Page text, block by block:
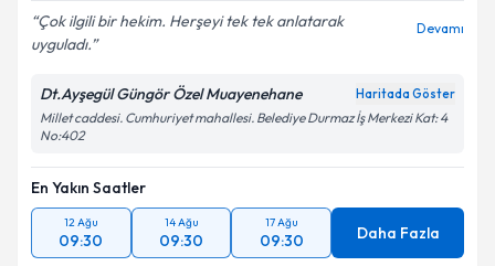
Çok ilgili bir hekim. Herşeyi tek tek anlatarak
uyguladı.
Devamı
Dt.Ayşegül Güngör Özel Muayenehane Haritada Göster
Millet caddesi. Cumhuriyet mahallesi. Belediye Durmaz İş Merkezi Kat: 4
No:402
En Yakın Saatler
12 Ağu
09:30
14 Ağu
09:30
17 Ağu
09:30 Daha Fazla